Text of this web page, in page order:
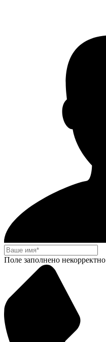
Поле заполнено некорректно